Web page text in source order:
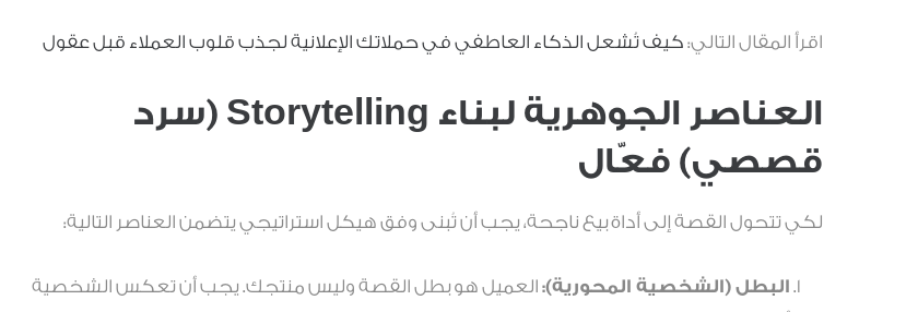
اقرأ المقال التالي: كيف تُشعل الذكاء العاطفي في حملاتك الإعلانية لجذب قلوب العملاء قبل عقول
العناصر الجوهرية لبناء Storytelling (سرد
قصصي) فعّال
لكي تتحول القصة إلى أداة بيع ناجحة، يجب أن تُبنى وفق هيكل استراتيجي يتضمن العناصر التالية:
البطل (الشخصية المحورية): العميل هو بطل القصة وليس منتجك. يجب أن تعكس الشخصية